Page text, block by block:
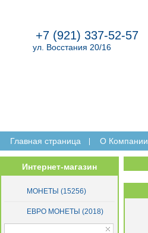
+7 (921) 337-52-57
ул. Восстания 20/16
Главная страница O Компании
Интернет-магазин
МОНЕТЫ (15256)
ЕВРО МОНЕТЫ (2018)